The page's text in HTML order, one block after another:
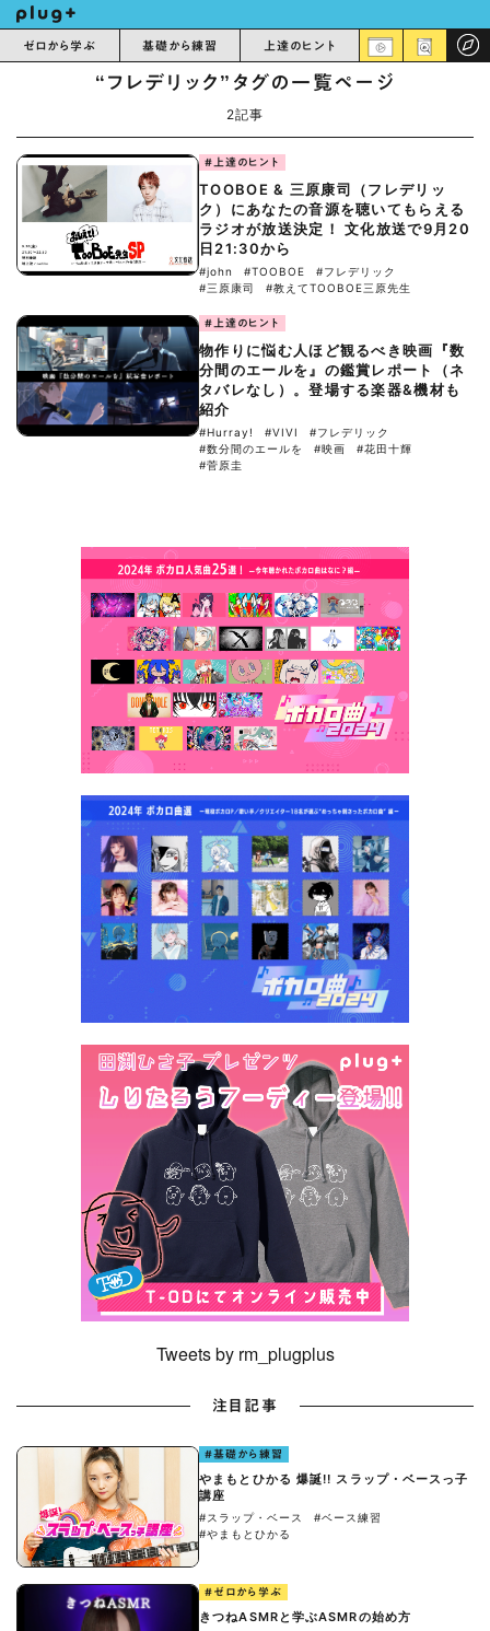
ゼロから学ぶ 基礎から練習 上達のヒント
“フレデリック”タグの一覧ページ
2記事
#上達のヒント
TOOBOE & 三原康司（フレデリッ
ク）にあなたの音源を聴いてもらえる
ラジオが放送決定！ 文化放送で9月20
日21:30から
#john #TOOBOE
#フレデリック
#三原康司
#教えてTOOBOE三原先生
#上達のヒント
物作りに悩む人ほど観るべき映画『数
分間のエールを』の鑑賞レポート（ネ
タバレなし）。登場する楽器&機材も
紹介
#Hurray! #VIVI
#フレデリック
#数分間のエールを
#映画
#花田十輝
#菅原圭
Tweets by rm_plugplus
注目記事
#基礎から練習
やまもとひかる 爆誕!! スラップ・ベースっ子
講座
#スラップ・ベース
#ベース練習
#やまもとひかる
#ゼロから学ぶ
きつねASMRと学ぶASMRの始め方